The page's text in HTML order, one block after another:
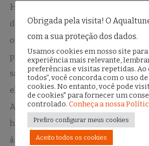
Health, aposta do atual Ministério da
desperta preocupação na
organizada. Tramita uma proposta
pretende unificar todo o ecossistema
saúde em uma plataforma digital:
eletrônico único, entre sistema
Assim, todos os usuários do SUS
histórico de saúde – de teste de
à internações e diagnósticos –
Obrigada pela visita! O
com a sua proteção dos dados.
Usamos cookies em nosso site
experiência mais relevante,
preferências e visitas repetidas.
todos”, você concorda com o uso de
cookies. No entanto, você pode
de cookies" para fornecer um
controlado. Conheça a nossa
Prefiro configurar meus cookies
Aceito todos os cookies